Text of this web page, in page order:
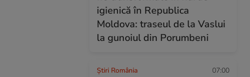
igienică în Republica
Moldova: traseul de la Vaslui
la gunoiul din Porumbeni
Știri România 07:00